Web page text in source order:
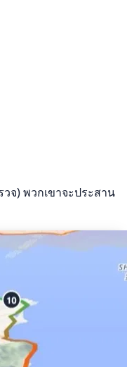
จ) พวกเขาจะประสาน